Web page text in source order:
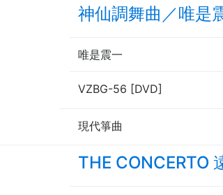
神仙調舞曲／唯是
唯是震一
VZBG-56 [DVD]
現代箏曲
THE CONCERTO